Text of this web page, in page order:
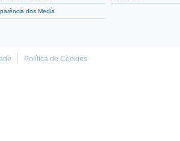
dos Media
Política de Cookies